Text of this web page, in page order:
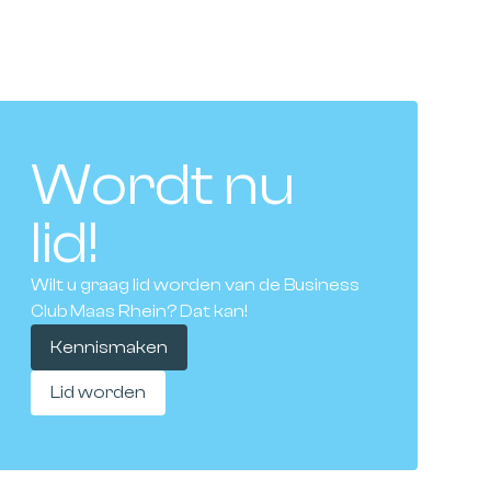
Wordt nu
lid!
Wilt u graag lid worden van de Business
Club Maas Rhein? Dat kan!
Kennismaken
Lid worden